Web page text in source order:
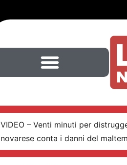
VIDEO – Venti minuti per
novarese conta i danni del